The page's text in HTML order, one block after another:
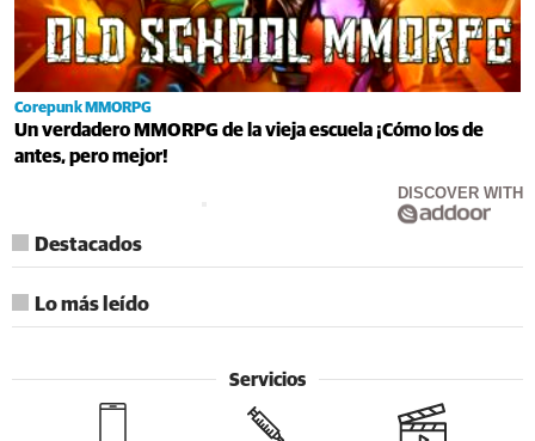
Corepunk MMORPG
Un verdadero MMORPG de la vieja escuela ¡Cómo los de
antes, pero mejor!
DISCOVER WITH
Destacados
Lo más leído
Servicios